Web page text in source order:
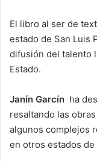
El libro al ser de
estado de San Luis
difusión del talento
Estado.
Janín Garcín ha
resaltando las
algunos complejos
en otros estados de